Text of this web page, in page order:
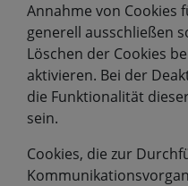
Annahme von Cookies
generell ausschließen
Löschen der Cookies
aktivieren. Bei der
die Funktionalität
sein.
Cookies, die zur